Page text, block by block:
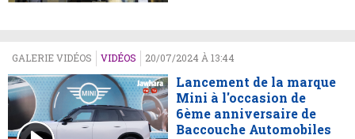
GALERIE VIDÉOS VIDÉOS 20/07/2024 À 13:44
Lancement de la marque
Mini à l'occasion de
6ème anniversaire de
Baccouche Automobiles